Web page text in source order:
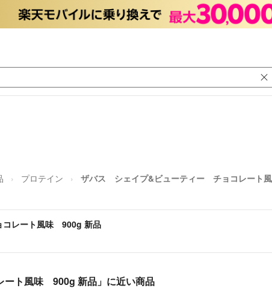
プロテイン ザバス シェイプ&ビューティー チョコレート
レート風味 900g 新品
ト風味 900g 新品」に近い商品